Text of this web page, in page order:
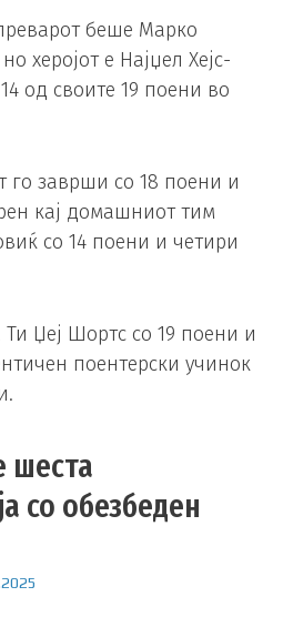
беше Марко
херојот е Најџел Хејс-
од своите 19 поени во
го заврши со 18 поени и
кај домашниот тим
со 14 поени и четири
Ти Џеј Шортс со 19 поени и
поентерски учинок
шеста
со обезбеден